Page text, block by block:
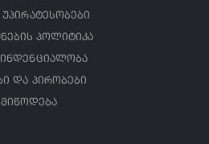
უპირატესობები
პოლიტიკა
და პირობები
მიწოდება